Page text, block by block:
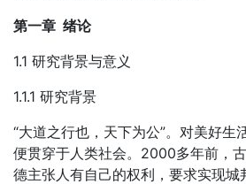
第一章 绪论
1.1 研究背景与意义
1.1.1 研究背景
“大道之行也，天下为公”。对美好生
便贯穿于人类社会。2000多年前，
德主张人有自己的权利，要求实现城